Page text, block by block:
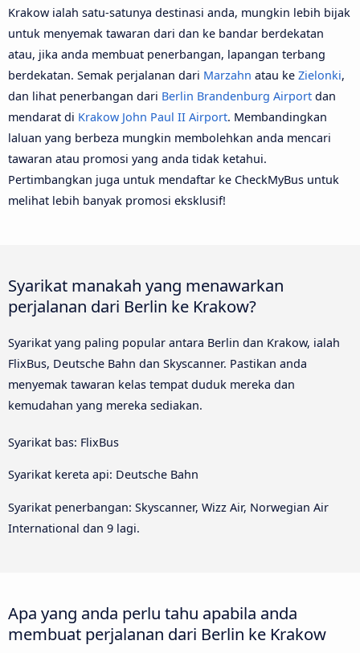
Krakow ialah satu-satunya destinasi anda, mungkin lebih bijak
untuk menyemak tawaran dari dan ke bandar berdekatan
atau, jika anda membuat penerbangan, lapangan terbang
berdekatan. Semak perjalanan dari Marzahn atau ke Zielonki,
dan lihat penerbangan dari Berlin Brandenburg Airport dan
mendarat di Krakow John Paul II Airport. Membandingkan
laluan yang berbeza mungkin membolehkan anda mencari
tawaran atau promosi yang anda tidak ketahui.
Pertimbangkan juga untuk mendaftar ke CheckMyBus untuk
melihat lebih banyak promosi eksklusif!
Syarikat manakah yang menawarkan
perjalanan dari Berlin ke Krakow?
Syarikat yang paling popular antara Berlin dan Krakow, ialah
FlixBus, Deutsche Bahn dan Skyscanner. Pastikan anda
menyemak tawaran kelas tempat duduk mereka dan
kemudahan yang mereka sediakan.
Syarikat bas: FlixBus
Syarikat kereta api: Deutsche Bahn
Syarikat penerbangan: Skyscanner, Wizz Air, Norwegian Air
International dan 9 lagi.
Apa yang anda perlu tahu apabila anda
membuat perjalanan dari Berlin ke Krakow